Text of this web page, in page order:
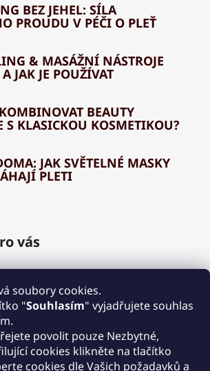
soubory cookies.
"Souhlasím" vyjadřujete souhlas
povolit pouze Nezbytné,
cookies klikněte na tlačítko
cookies dle Vašich požadavků a
BEZ JEHEL: SÍLA
PROUDU V PÉČI O PLEŤ
& MASÁŽNÍ NÁSTROJE
JAK JE POUŽÍVAT
BEAUTY
S KLASICKOU KOSMETIKOU?
JAK SVĚTELNÉ MASKY
PLETI
vás
osobních údajů